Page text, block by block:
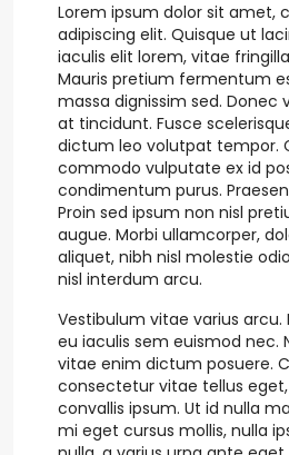
Lorem ipsum dolor sit amet,
adipiscing elit. Quisque ut
iaculis elit lorem, vitae
Mauris pretium fermentum
massa dignissim sed. Donec
at tincidunt. Fusce
dictum leo volutpat tempor.
commodo vulputate ex id
condimentum purus.
Proin sed ipsum non nisl
augue. Morbi ullamcorper,
aliquet, nibh nisl molestie
nisl interdum arcu.
Vestibulum vitae varius
eu iaculis sem euismod nec.
vitae enim dictum posuere.
consectetur vitae tellus
convallis ipsum. Ut id nulla
mi eget cursus mollis, nulla